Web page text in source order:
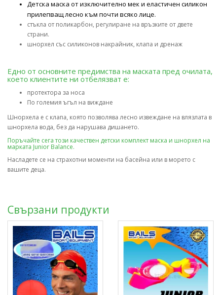
Детска маска от изключително мек и еластичен силикон
прилепващ лесно към почти всяко лице.
стъкла от поликарбон, регулиране на връзките от двете
страни.
шнорхел със силиконов накрайник, клапа и дренаж
Едно от основните предимства на маската пред очилата,
което клиентите ни отбелязват е:
протектора за носа
По големия ъгъл на виждане
Шнорхела е с клапа, която позволява лесно извеждане на влязлата в
шнорхела вода, без да нарушава дишането.
Поръчайте сега този качествен детски комплект маска и шнорхел на
марката Junior Balance.
Насладете се на страхотни моменти на басейна или в морето с
вашите деца.
Свързани продукти